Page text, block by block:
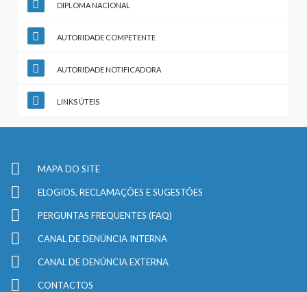
DIPLOMA NACIONAL
AUTORIDADE COMPETENTE
AUTORIDADE NOTIFICADORA
LINKS ÚTEIS
MAPA DO SITE
ELOGIOS, RECLAMAÇÕES E SUGESTÕES
PERGUNTAS FREQUENTES (FAQ)
CANAL DE DENÚNCIA INTERNA
CANAL DE DENÚNCIA EXTERNA
CONTACTOS